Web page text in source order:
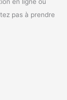
en ligne ou
pas à prendre